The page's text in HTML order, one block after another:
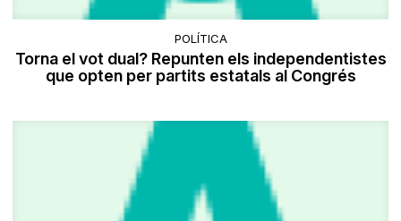
POLÍTICA
Torna el vot dual? Repunten els independentistes
que opten per partits estatals al Congrés